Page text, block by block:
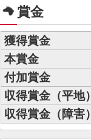
賞金
獲得賞金
本賞金
付加賞金
収得賞金（平地）
収得賞金（障害）